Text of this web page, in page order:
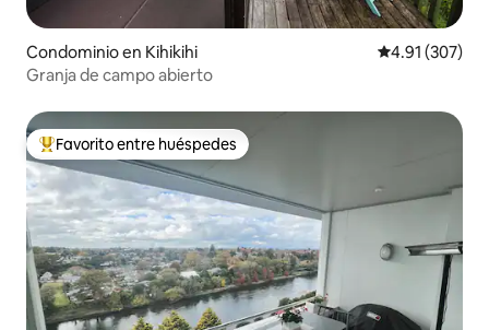
Condominio en Kihikihi Calificación
4.91 (307)
Granja de campo abierto
De los mejores en Favorito entre huéspedes
Favorito entre huéspedes